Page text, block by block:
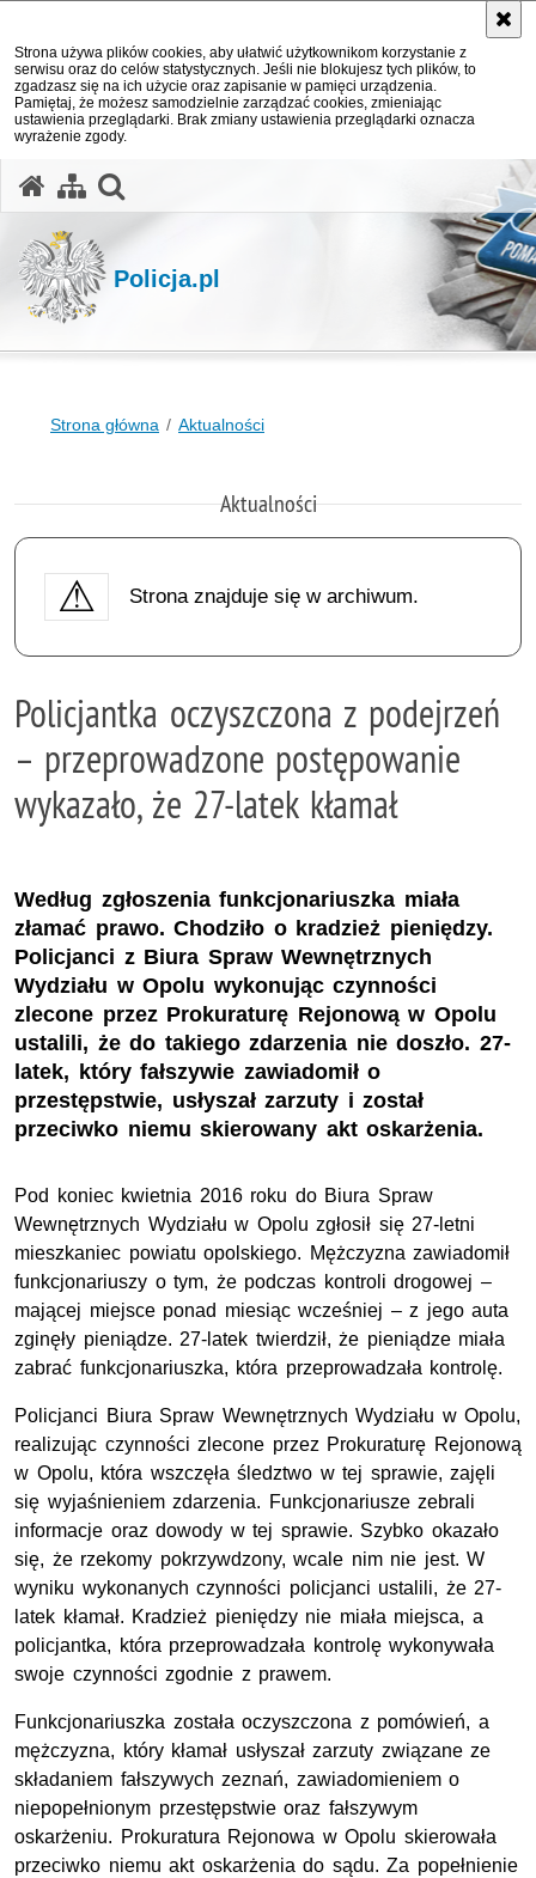
Strona używa plików cookies, aby ułatwić użytkownikom korzystanie z
serwisu oraz do celów statystycznych. Jeśli nie blokujesz tych plików, to
zgadzasz się na ich użycie oraz zapisanie w pamięci urządzenia.
Pamiętaj, że możesz samodzielnie zarządzać cookies, zmieniając
ustawienia przeglądarki. Brak zmiany ustawienia przeglądarki oznacza
wyrażenie zgody.
Policja.pl
Strona główna Aktualności
Aktualności
Strona znajduje się w archiwum.
Policjantka oczyszczona z podejrzeń
– przeprowadzone postępowanie
wykazało, że 27-latek kłamał
Według zgłoszenia funkcjonariuszka miała
złamać prawo. Chodziło o kradzież pieniędzy.
Policjanci z Biura Spraw Wewnętrznych
Wydziału w Opolu wykonując czynności
zlecone przez Prokuraturę Rejonową w Opolu
ustalili, że do takiego zdarzenia nie doszło. 27-
latek, który fałszywie zawiadomił o
przestępstwie, usłyszał zarzuty i został
przeciwko niemu skierowany akt oskarżenia.
Pod koniec kwietnia 2016 roku do Biura Spraw
Wewnętrznych Wydziału w Opolu zgłosił się 27-letni
mieszkaniec powiatu opolskiego. Mężczyzna zawiadomił
funkcjonariuszy o tym, że podczas kontroli drogowej –
mającej miejsce ponad miesiąc wcześniej – z jego auta
zginęły pieniądze. 27-latek twierdził, że pieniądze miała
zabrać funkcjonariuszka, która przeprowadzała kontrolę.
Policjanci Biura Spraw Wewnętrznych Wydziału w Opolu,
realizując czynności zlecone przez Prokuraturę Rejonową
w Opolu, która wszczęła śledztwo w tej sprawie, zajęli
się wyjaśnieniem zdarzenia. Funkcjonariusze zebrali
informacje oraz dowody w tej sprawie. Szybko okazało
się, że rzekomy pokrzywdzony, wcale nim nie jest. W
wyniku wykonanych czynności policjanci ustalili, że 27-
latek kłamał. Kradzież pieniędzy nie miała miejsca, a
policjantka, która przeprowadzała kontrolę wykonywała
swoje czynności zgodnie z prawem.
Funkcjonariuszka została oczyszczona z pomówień, a
mężczyzna, który kłamał usłyszał zarzuty związane ze
składaniem fałszywych zeznań, zawiadomieniem o
niepopełnionym przestępstwie oraz fałszywym
oskarżeniu. Prokuratura Rejonowa w Opolu skierowała
przeciwko niemu akt oskarżenia do sądu. Za popełnienie